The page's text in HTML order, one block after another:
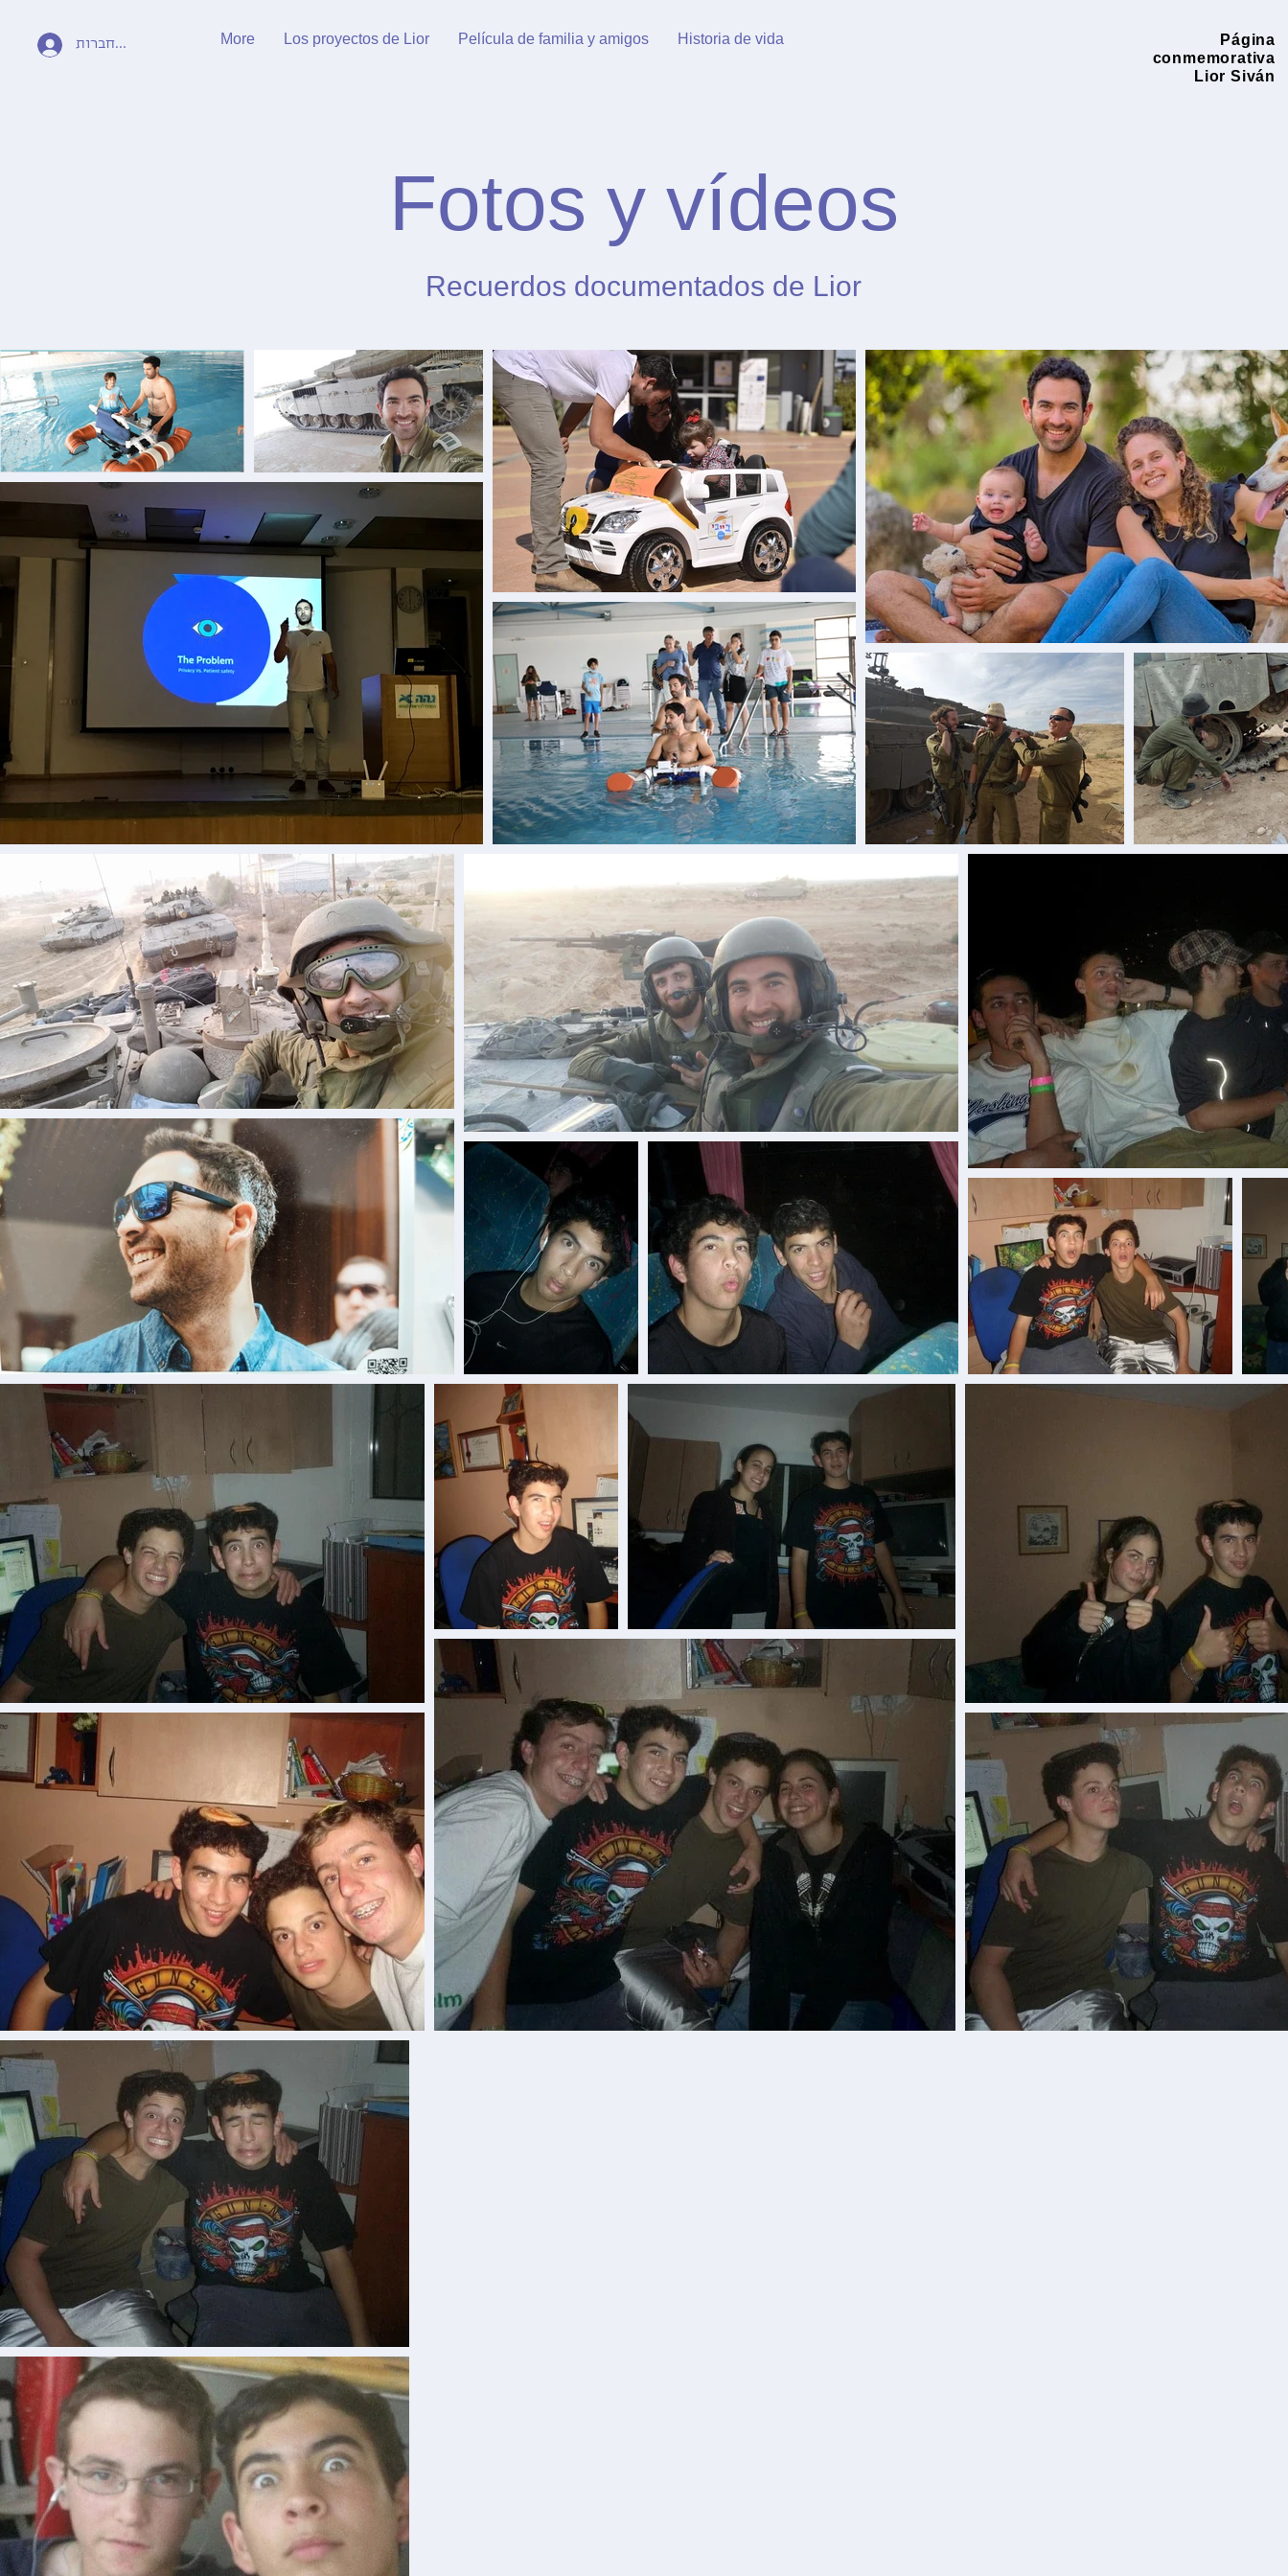
התחברות Historia de vida
Película de familia y amigos
Los proyectos de Lior
More
Página
conmemorativa
Lior Siván
Fotos y vídeos
Recuerdos documentados de Lior